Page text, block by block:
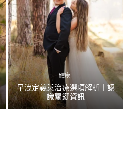
健康
早洩定義與治療選項解析｜認
識關鍵資訊